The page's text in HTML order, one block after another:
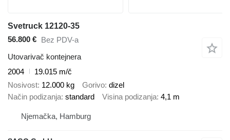
Svetruck 12120-35
56.800 € Bez PDV-a
Utovarivač kontejnera
2004
19.015 m/č
Nosivost 12.000 kg Gorivo dizel
Način podizanja standard Visina podizanja 4,1 m
Njemačka, Hamburg